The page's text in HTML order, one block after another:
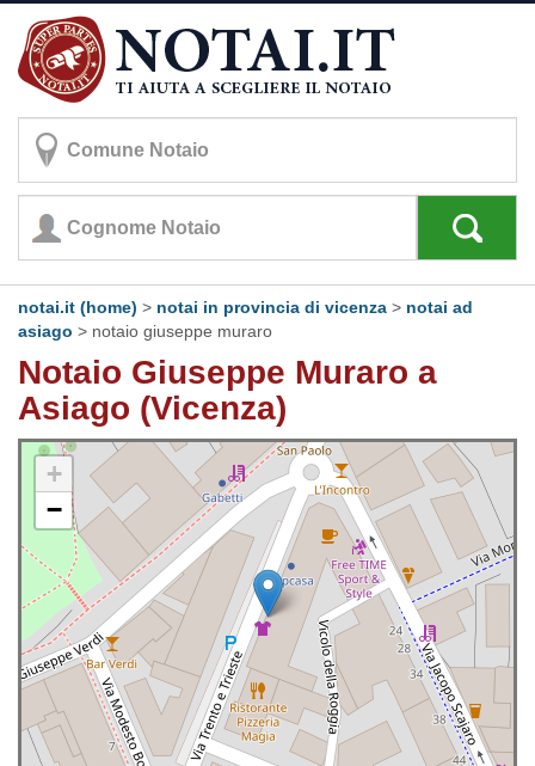
notai.it (home) > notai in provincia di vicenza > notai ad
asiago > notaio giuseppe muraro
Notaio Giuseppe Muraro a
Asiago (Vicenza)
+
−